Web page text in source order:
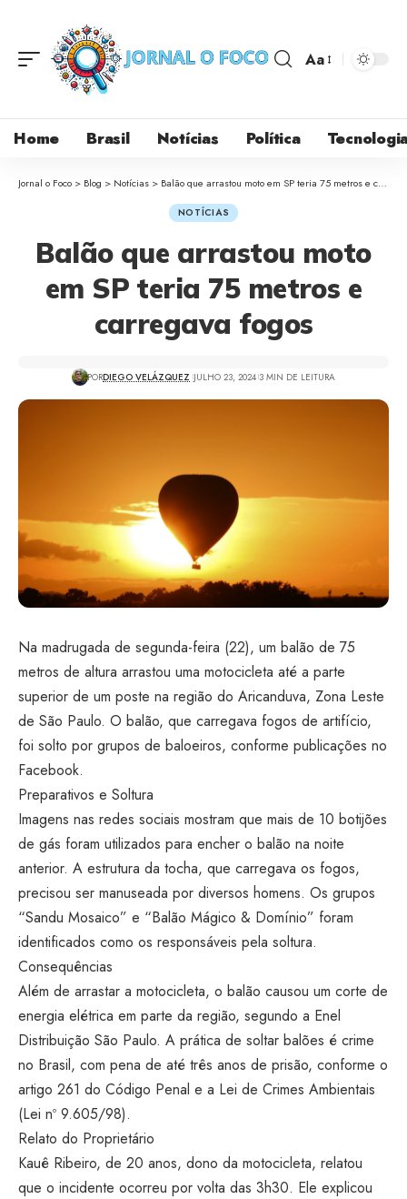
Aa
Home Brasil Notícias Política
Jornal o Foco > Blog > Notícias > Balão que arrastou moto em SP teria 75 metros e carregava fogos
NOTÍCIAS
Balão que arrastou moto
em SP teria 75 metros e
carregava fogos
PORDIEGO VELÁZQUEZ JULHO 23, 2024 3 MIN DE LEITURA
Na madrugada de segunda-feira (22), um balão de 75
metros de altura arrastou uma motocicleta até a parte
superior de um poste na região do Aricanduva, Zona Leste
de São Paulo. O balão, que carregava fogos de artifício,
foi solto por grupos de baloeiros, conforme publicações no
Facebook.
Preparativos e Soltura
Imagens nas redes sociais mostram que mais de 10 botijões
de gás foram utilizados para encher o balão na noite
anterior. A estrutura da tocha, que carregava os fogos,
precisou ser manuseada por diversos homens. Os grupos
“Sandu Mosaico” e “Balão Mágico & Domínio” foram
identificados como os responsáveis pela soltura.
Consequências
Além de arrastar a motocicleta, o balão causou um corte de
energia elétrica em parte da região, segundo a Enel
Distribuição São Paulo. A prática de soltar balões é crime
no Brasil, com pena de até três anos de prisão, conforme o
artigo 261 do Código Penal e a Lei de Crimes Ambientais
(Lei nº 9.605/98).
Relato do Proprietário
Kauê Ribeiro, de 20 anos, dono da motocicleta, relatou
que o incidente ocorreu por volta das 3h30. Ele explicou